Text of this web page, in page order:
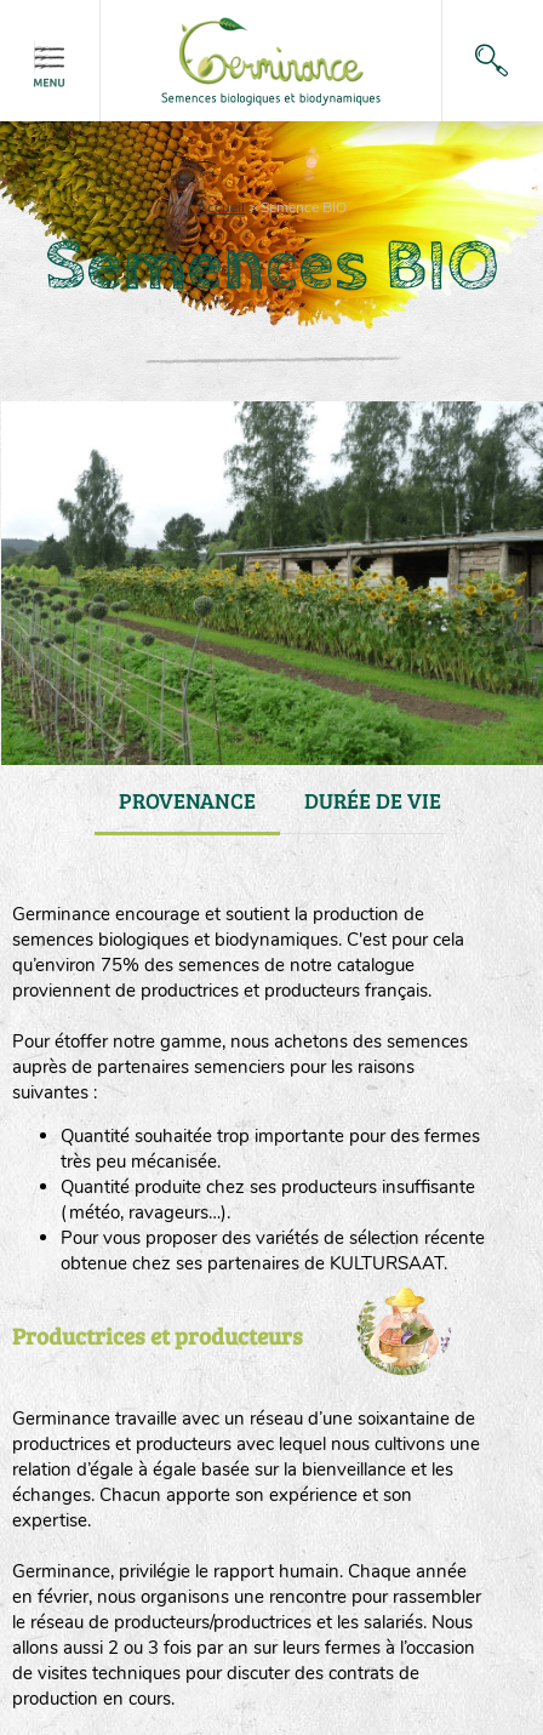
Accueil>Semence BIO
Semences BIO
PROVENANCE DURÉE DE VIE
Germinance encourage et soutient la production de
semences biologiques et biodynamiques. C'est pour cela
qu’environ 75% des semences de notre catalogue
proviennent de productrices et producteurs français.
Pour étoffer notre gamme, nous achetons des semences
auprès de partenaires semenciers pour les raisons
suivantes :
Quantité souhaitée trop importante pour des fermes
très peu mécanisée.
Quantité produite chez ses producteurs insuffisante
(météo, ravageurs…).
Pour vous proposer des variétés de sélection récente
obtenue chez ses partenaires de KULTURSAAT.
Productrices et producteurs
Germinance travaille avec un réseau d’une soixantaine de
productrices et producteurs avec lequel nous cultivons une
relation d’égale à égale basée sur la bienveillance et les
échanges. Chacun apporte son expérience et son
expertise.
Germinance, privilégie le rapport humain. Chaque année
en février, nous organisons une rencontre pour rassembler
le réseau de producteurs/productrices et les salariés. Nous
allons aussi 2 ou 3 fois par an sur leurs fermes à l’occasion
de visites techniques pour discuter des contrats de
production en cours.
haies
zone sauvage
tas de compost
animaux domestiques
animaux sauvages
biodiversité cultivée